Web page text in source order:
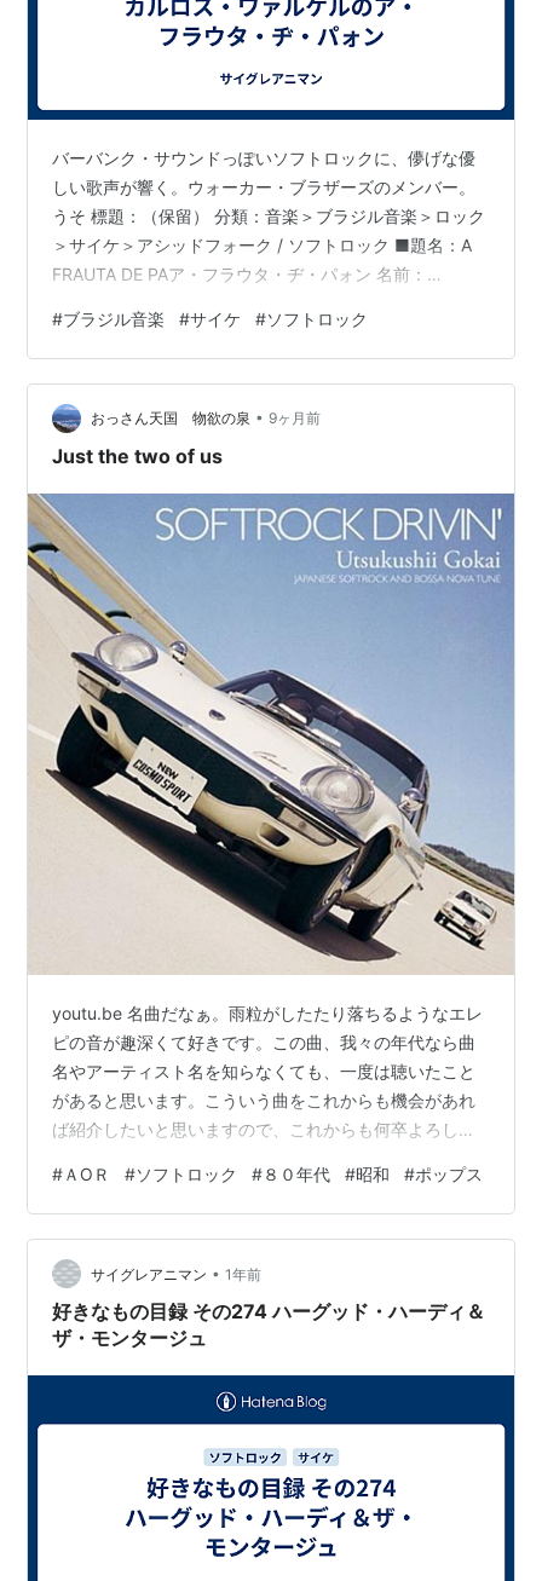
バーバンク・サウンドっぽいソフトロックに、儚げな優
しい歌声が響く。ウォーカー・ブラザーズのメンバー。
うそ 標題：（保留） 分類：音楽＞ブラジル音楽＞ロック
＞サイケ＞アシッドフォーク / ソフトロック ■題名：A
FRAUTA DE PAア・フラウタ・ヂ・パォン 名前：
年 製作国：ブラジル 評価：A ★未確定 ■曲目：01. A
FRAUTA DE PA___ア・フラウタ・ヂ・パォン02.
SERENATA DO MEIO-DIA___セレナータ・ド・メイオ・
ヂア03. ESTRADA DA INTEMPERANCA___エストラー…
#ブラジル音楽 #サイケ #ソフトロック
おっさん天国 物欲の泉 • 9ヶ月前
Just the two of us
youtu.be 名曲だなぁ。雨粒がしたたり落ちるようなエレ
ピの音が趣深くて好きです。この曲、我々の年代なら曲
名やアーティスト名を知らなくても、一度は聴いたこと
があると思います。こういう曲をこれからも機会があれ
ば紹介したいと思いますので、これからも何卒よろしく
- オムニバス アーティスト:オムニバス,本田路津子,カル
メン・マキ,フォーリーブス,リッキー&960ポンド,ハイソ
サエティー,伊東きよ子,樋口康雄 SONY MUSIC Amazon
イッツ・ア・ハプニング・ワールド~ソフト・ロック・ナ
ゲッツ VOL.2 アーティスト:オムニバス …
#ＡОＲ #ソフトロック #８０年代 #昭和 #ポップス
サイグレアニマン • 1年前
好きなもの目録 その274 ハーグッド・ハーディ＆
ザ・モンタージュ